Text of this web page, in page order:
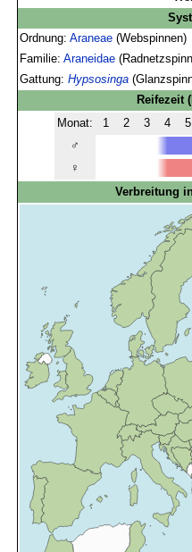
Ordnung:Araneae (Webspinnen)
Familie:Araneidae
Gattung:Hypsosinga
Reifezeit(
Monat:
1 2 3 4 5
♂
♀
Verbreitung